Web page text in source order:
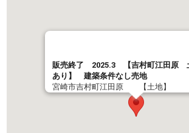
販売終了 2025.3 【吉村町江田原
あり】 建築条件なし売地
宮崎市吉村町江田原 【土地】